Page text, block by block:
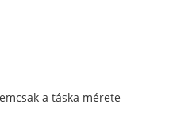
a táska mérete